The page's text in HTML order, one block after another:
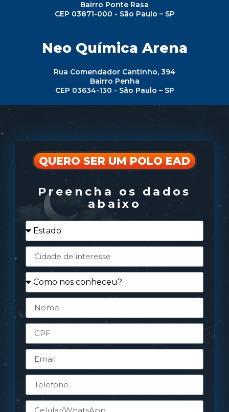
Bairro Ponte Rasa
CEP 03871-000 - São Paulo – SP
Neo Química Arena
Rua Comendador Cantinho, 394
Bairro Penha
CEP 03634-130 - São Paulo – SP
QUERO SER UM POLO EAD
Preencha os dados
abaixo